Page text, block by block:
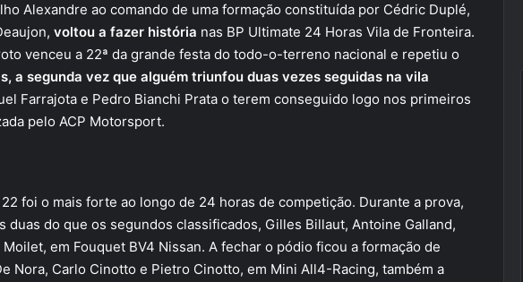
Alexandre ao comando de uma formação constituída por Cédric Duplé,
voltou a fazer história nas BP Ultimate 24 Horas Vila de Fronteira.
venceu a 22ª da grande festa do todo-o-terreno nacional e repetiu o
a segunda vez que alguém triunfou duas vezes seguidas na vila
Farrajota e Pedro Bianchi Prata o terem conseguido logo nos primeiros
pelo ACP Motorsport.
foi o mais forte ao longo de 24 horas de competição. Durante a prova,
duas do que os segundos classificados, Gilles Billaut, Antoine Galland,
em Fouquet BV4 Nissan. A fechar o pódio ficou a formação de
Nora, Carlo Cinotto e Pietro Cinotto, em Mini All4-Racing, também a